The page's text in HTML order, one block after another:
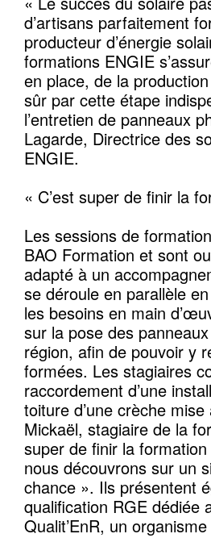
d’artisans parfaitement
producteur d’énergie
formations ENGIE
en place, de la
sûr par cette étape
l’entretien de panneaux
Lagarde, Directrice des
ENGIE.
« C’est super de finir la
Les sessions de
BAO Formation et sont
adapté à un
se déroule en parallèle
les besoins en main
sur la pose des
région, afin de pouvoir y
formées. Les stagiaires
raccordement d’une
toiture d’une crèche
Mickaël, stagiaire de la
super de finir la
nous découvrons sur un
chance ». Ils présentent
qualification RGE dédiée
Qualit’EnR, un